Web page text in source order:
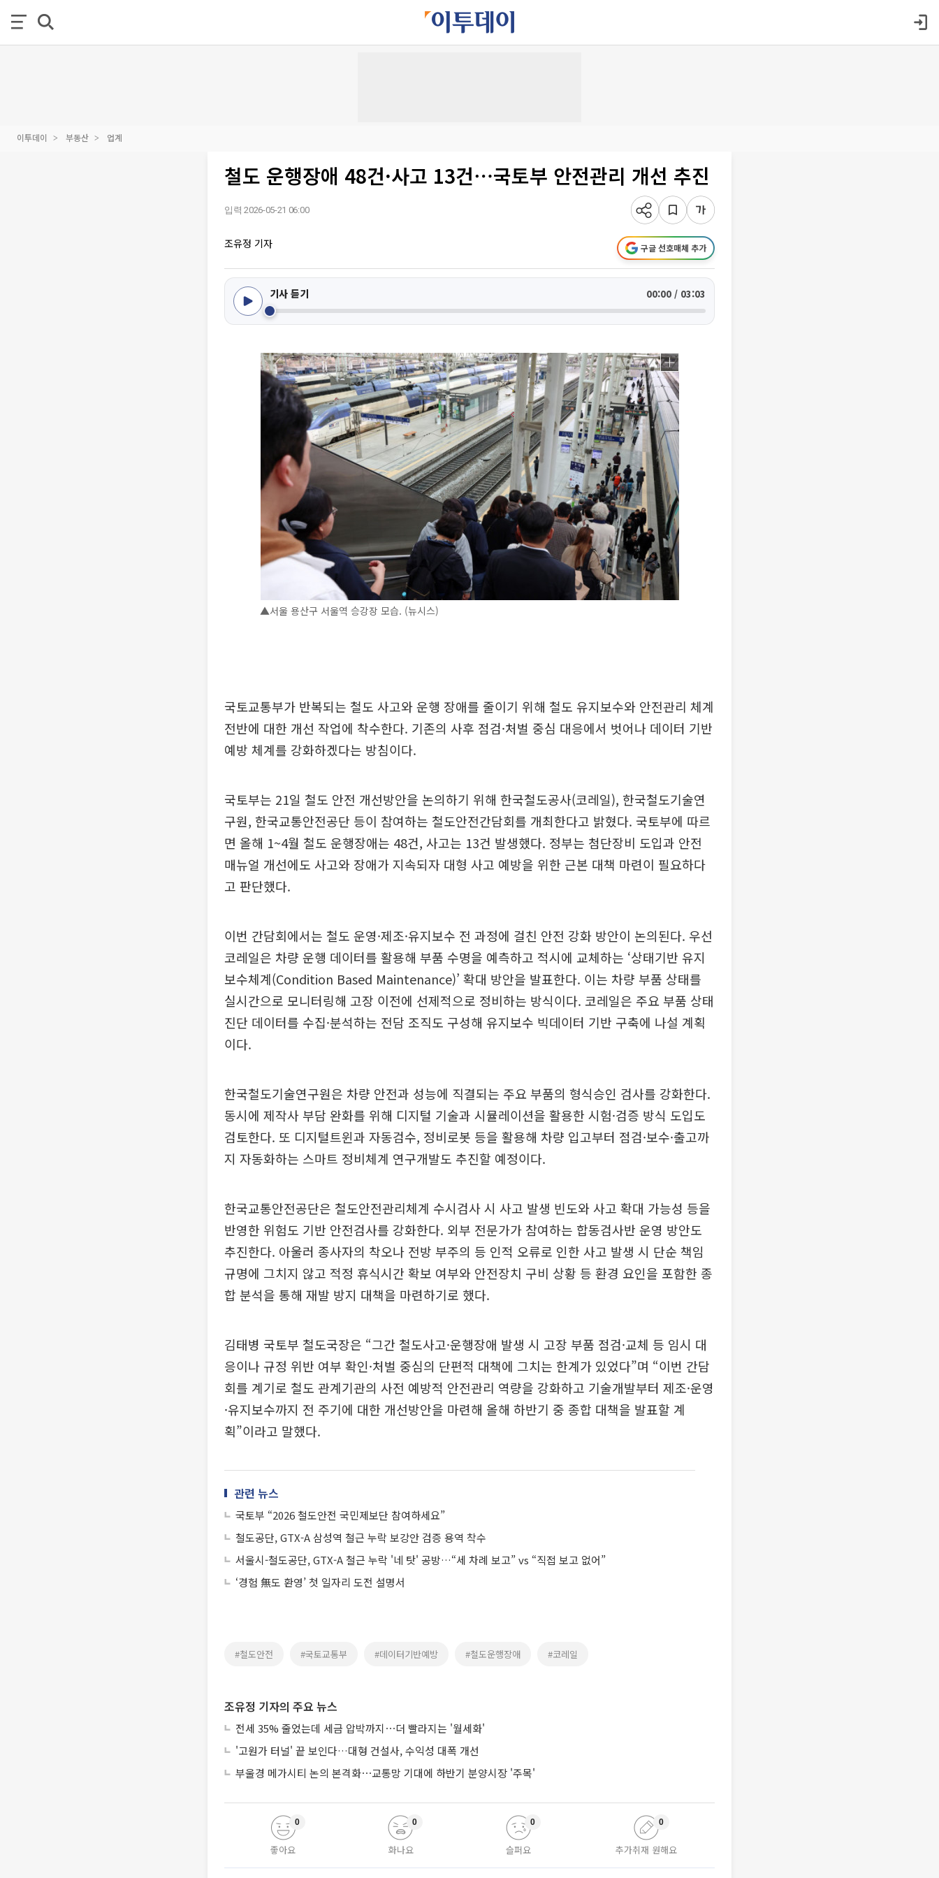
이투데이 부동산 업계
철도 운행장애 48건·사고 13건⋯국토부 안전관리 개선 추진
입력 2026-05-21 06:00
조유정 기자 구글 선호매체 추가
기사 듣기 00:00 / 03:03
▲서울 용산구 서울역 승강장 모습. (뉴시스)
국토교통부가 반복되는 철도 사고와 운행 장애를 줄이기 위해 철도 유지보수와 안전관리 체계
전반에 대한 개선 작업에 착수한다. 기존의 사후 점검·처벌 중심 대응에서 벗어나 데이터 기반
예방 체계를 강화하겠다는 방침이다.
국토부는 21일 철도 안전 개선방안을 논의하기 위해 한국철도공사(코레일), 한국철도기술연
구원, 한국교통안전공단 등이 참여하는 철도안전간담회를 개최한다고 밝혔다. 국토부에 따르
면 올해 1~4월 철도 운행장애는 48건, 사고는 13건 발생했다. 정부는 첨단장비 도입과 안전
매뉴얼 개선에도 사고와 장애가 지속되자 대형 사고 예방을 위한 근본 대책 마련이 필요하다
고 판단했다.
이번 간담회에서는 철도 운영·제조·유지보수 전 과정에 걸친 안전 강화 방안이 논의된다. 우선
코레일은 차량 운행 데이터를 활용해 부품 수명을 예측하고 적시에 교체하는 ‘상태기반 유지
보수체계(Condition Based Maintenance)’ 확대 방안을 발표한다. 이는 차량 부품 상태를
실시간으로 모니터링해 고장 이전에 선제적으로 정비하는 방식이다. 코레일은 주요 부품 상태
진단 데이터를 수집·분석하는 전담 조직도 구성해 유지보수 빅데이터 기반 구축에 나설 계획
이다.
한국철도기술연구원은 차량 안전과 성능에 직결되는 주요 부품의 형식승인 검사를 강화한다.
동시에 제작사 부담 완화를 위해 디지털 기술과 시뮬레이션을 활용한 시험·검증 방식 도입도
검토한다. 또 디지털트윈과 자동검수, 정비로봇 등을 활용해 차량 입고부터 점검·보수·출고까
지 자동화하는 스마트 정비체계 연구개발도 추진할 예정이다.
한국교통안전공단은 철도안전관리체계 수시검사 시 사고 발생 빈도와 사고 확대 가능성 등을
반영한 위험도 기반 안전검사를 강화한다. 외부 전문가가 참여하는 합동검사반 운영 방안도
추진한다. 아울러 종사자의 착오나 전방 부주의 등 인적 오류로 인한 사고 발생 시 단순 책임
규명에 그치지 않고 적정 휴식시간 확보 여부와 안전장치 구비 상황 등 환경 요인을 포함한 종
합 분석을 통해 재발 방지 대책을 마련하기로 했다.
김태병 국토부 철도국장은 “그간 철도사고·운행장애 발생 시 고장 부품 점검·교체 등 임시 대
응이나 규정 위반 여부 확인·처벌 중심의 단편적 대책에 그치는 한계가 있었다”며 “이번 간담
회를 계기로 철도 관계기관의 사전 예방적 안전관리 역량을 강화하고 기술개발부터 제조·운영
·유지보수까지 전 주기에 대한 개선방안을 마련해 올해 하반기 중 종합 대책을 발표할 계
획”이라고 말했다.
관련 뉴스
국토부 “2026 철도안전 국민제보단 참여하세요”
철도공단, GTX-A 삼성역 철근 누락 보강안 검증 용역 착수
서울시-철도공단, GTX-A 철근 누락 '네 탓' 공방…“세 차례 보고” vs “직접 보고 없어”
‘경험 無도 환영’ 첫 일자리 도전 설명서
#철도안전 #국토교통부 #데이터기반예방 #철도운행장애 #코레일
조유정 기자의 주요 뉴스
전세 35% 줄었는데 세금 압박까지⋯더 빨라지는 '월세화'
'고원가 터널' 끝 보인다…대형 건설사, 수익성 대폭 개선
부울경 메가시티 논의 본격화⋯교통망 기대에 하반기 분양시장 '주목'
좋아요
0
화나요
0
슬퍼요
0
추가취재 원해요
0